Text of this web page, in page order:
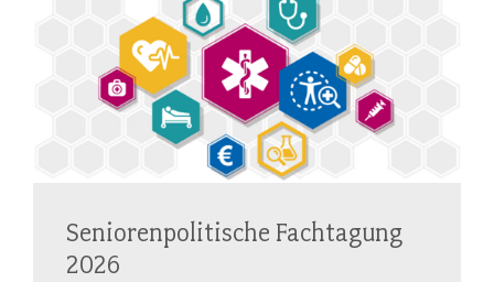
Seniorenpolitische Fachtagung
2026